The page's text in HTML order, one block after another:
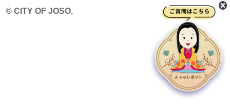
© CITY OF JOSO.